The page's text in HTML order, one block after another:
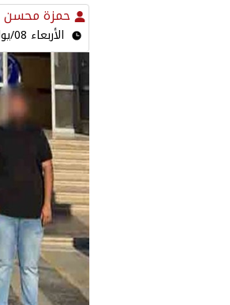
حمزة محسن
الأربعاء 08/يوليو/2026 - 08:09 م